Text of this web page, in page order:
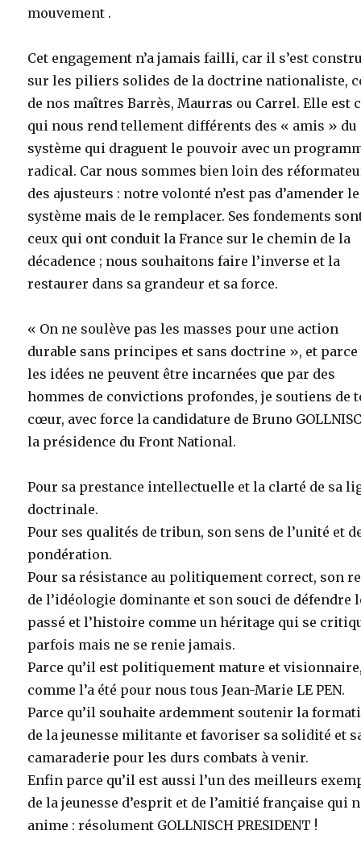
mouvement .
Cet engagement n’a jamais failli, car il s’est
sur les piliers solides de la doctrine nationaliste,
de nos maîtres Barrès, Maurras ou Carrel. Elle est
qui nous rend tellement différents des « amis » du
système qui draguent le pouvoir avec un
radical. Car nous sommes bien loin des
des ajusteurs : notre volonté n’est pas d’amender le
système mais de le remplacer. Ses fondements
ceux qui ont conduit la France sur le chemin de la
décadence ; nous souhaitons faire l’inverse et la
restaurer dans sa grandeur et sa force.
« On ne soulève pas les masses pour une action
durable sans principes et sans doctrine », et parce
les idées ne peuvent être incarnées que par des
hommes de convictions profondes, je soutiens de
cœur, avec force la candidature de Bruno
la présidence du Front National.
Pour sa prestance intellectuelle et la clarté de sa
doctrinale.
Pour ses qualités de tribun, son sens de l’unité et
pondération.
Pour sa résistance au politiquement correct, son
de l’idéologie dominante et son souci de défendre
passé et l’histoire comme un héritage qui se
parfois mais ne se renie jamais.
Parce qu’il est politiquement mature et
comme l’a été pour nous tous Jean-Marie LE PEN.
Parce qu’il souhaite ardemment soutenir la
de la jeunesse militante et favoriser sa solidité et
camaraderie pour les durs combats à venir.
Enfin parce qu’il est aussi l’un des meilleurs
de la jeunesse d’esprit et de l’amitié française qui
anime : résolument GOLLNISCH PRESIDENT !